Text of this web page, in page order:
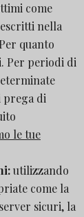
come
nella
quanto
Per periodi di
prega di
le tue
utilizzando
come la
sicuri, la